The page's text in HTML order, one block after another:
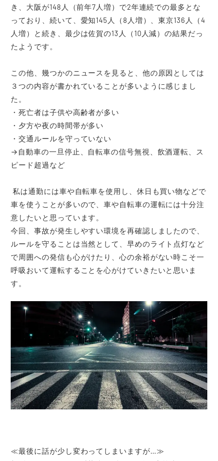
き、大阪が148人（前年7人増）で2年連続での最多とな
っており、続いて、愛知145人（8人増）、東京136人（4
人増）と続き、最少は佐賀の13人（10人減）の結果だっ
たようです。
この他、幾つかのニュースを見ると、他の原因としては
３つの内容が書かれていることが多いように感じまし
た。
・死亡者は子供や高齢者が多い
・夕方や夜の時間帯が多い
・交通ルールを守っていない
→自動車の一旦停止、自転車の信号無視、飲酒運転、ス
ピード超過など
私は通勤には車や自転車を使用し、休日も買い物などで
車を使うことが多いので、車や自転車の運転には十分注
意したいと思っています。
今回、事故が発生しやすい環境を再確認しましたので、
ルールを守ることは当然として、早めのライト点灯など
で周囲への発信も心がけたり、心の余裕がない時こそ一
呼吸おいて運転することを心がけていきたいと思いま
す。
≪最後に話が少し変わってしまいますが…≫